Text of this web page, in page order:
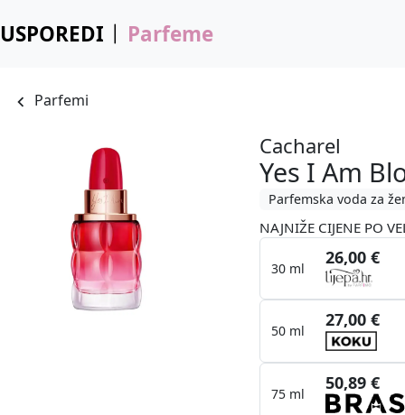
USPOREDI Parfeme
Parfemi
Cacharel
Yes I Am
Parfemska voda za
NAJNIŽE CIJENE PO
30 ml
26,00 €
50 ml
27,00 €
75 ml
50,89 €